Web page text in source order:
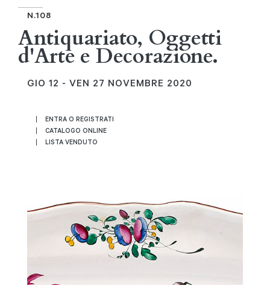
N.108
Antiquariato, Oggetti
d'Arte e Decorazione.
GIO 12 - VEN 27 NOVEMBRE 2020
ENTRA O REGISTRATI
CATALOGO ONLINE
LISTA VENDUTO